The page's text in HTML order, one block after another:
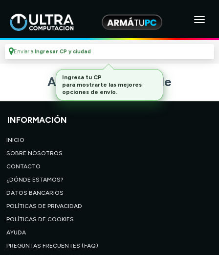
Enviar a Ingresar CP y ciudad
Artículo no disponible
INFORMACIÓN
INICIO
SOBRE NOSOTROS
CONTACTO
¿DÓNDE ESTAMOS?
DATOS BANCARIOS
POLÍTICAS DE PRIVACIDAD
POLÍTICAS DE COOKIES
AYUDA
PREGUNTAS FRECUENTES (FAQ)
Ingresa tu CP
para mostrarte las mejores
opciones de envío.